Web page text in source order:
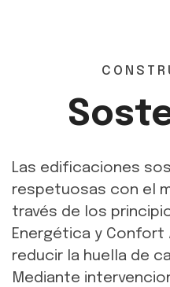
Las edificaciones
respetuosas con el
través de los
Energética y Confort
reducir la huella de
Mediante